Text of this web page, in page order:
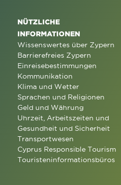
NÜTZLICHE
INFORMATIONEN
Wissenswertes über Zypern
Barrierefreies Zypern
Einreisebestimmungen
Kommunikation
Klima und Wetter
Sprachen und Religionen
Geld und Währung
Uhrzeit, Arbeitszeiten und
Gesundheit und Sicherheit
Transportwesen
Cyprus Responsible Tourism
Touristeninformationsbüros